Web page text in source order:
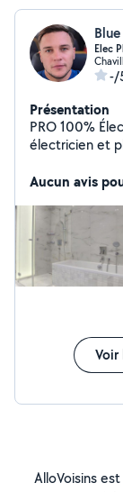
Elec
-/
Présentation
PRO 100% Électricien Plombier Bonjour, je suis
électricien et
installations
aussi inclure
Aucun avis
AlloVoisins